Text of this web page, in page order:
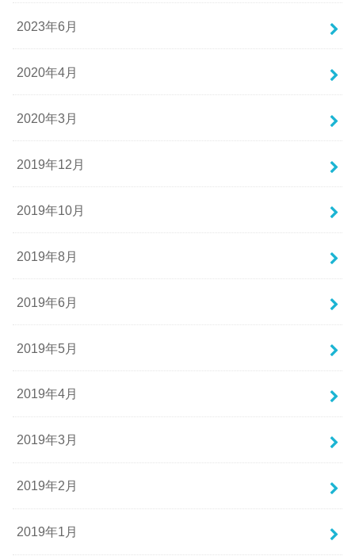
2023年6月
2020年4月
2020年3月
2019年12月
2019年10月
2019年8月
2019年6月
2019年5月
2019年4月
2019年3月
2019年2月
2019年1月